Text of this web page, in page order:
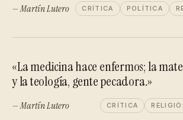
— Martín Lutero CRÍTICA POLÍTICA
«La medicina hace enfermos; la
y la teología, gente pecadora.»
— Martín Lutero CRÍTICA